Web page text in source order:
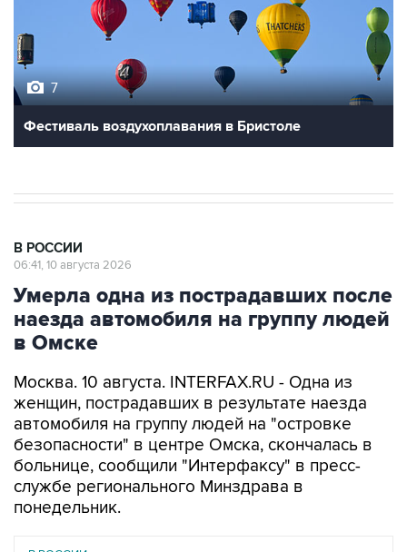
7
Фестиваль воздухоплавания в Бристоле
В РОССИИ
06:41, 10 августа 2026
Умерла одна из пострадавших после
наезда автомобиля на группу людей
в Омске
Москва. 10 августа. INTERFAX.RU - Одна из
женщин, пострадавших в результате наезда
автомобиля на группу людей на "островке
безопасности" в центре Омска, скончалась в
больнице, сообщили "Интерфаксу" в пресс-
службе регионального Минздрава в
понедельник.